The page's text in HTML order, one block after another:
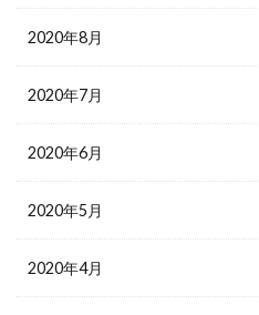
2020年8月
2020年7月
2020年6月
2020年5月
2020年4月